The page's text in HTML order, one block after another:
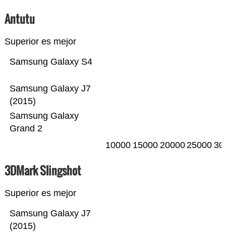
Antutu
Superior es mejor
Samsung Galaxy
Grand 2
Samsung Galaxy J7
(2015)
Samsung Galaxy S4
10000 15000 2000025000
3DMark Slingshot
Superior es mejor
Samsung Galaxy J7
(2015)